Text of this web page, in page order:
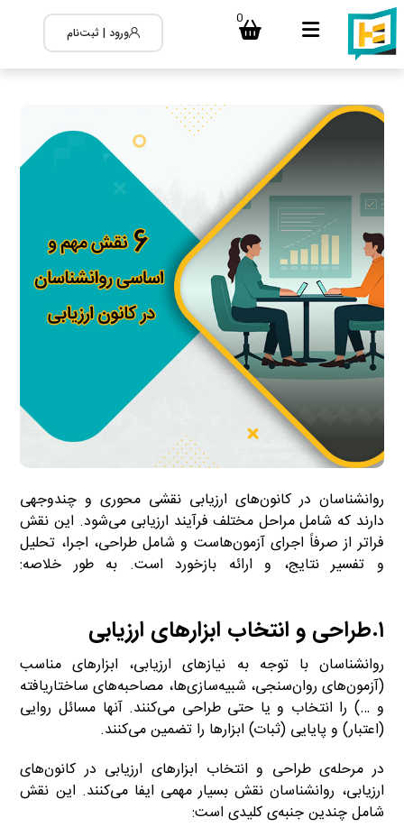
0
ورود | ثبت‌نام
روانشناسان در کانون‌های ارزیابی نقشی محوری و چندوجهی
دارند که شامل مراحل مختلف فرآیند ارزیابی می‌شود. این نقش
فراتر از صرفاً اجرای آزمون‌هاست و شامل طراحی، اجرا، تحلیل
و تفسیر نتایج، و ارائه بازخورد است. به طور خلاصه:
۱.طراحی و انتخاب ابزارهای ارزیابی
روانشناسان با توجه به نیازهای ارزیابی، ابزارهای مناسب
(آزمون‌های روان‌سنجی، شبیه‌سازی‌ها، مصاحبه‌های ساختاریافته
و …) را انتخاب و یا حتی طراحی می‌کنند. آنها مسائل روایی
(اعتبار) و پایایی (ثبات) ابزارها را تضمین می‌کنند.
در مرحله‌ی طراحی و انتخاب ابزارهای ارزیابی در کانون‌های
ارزیابی، روانشناسان نقش بسیار مهمی ایفا می‌کنند. این نقش
شامل چندین جنبه‌ی کلیدی است: